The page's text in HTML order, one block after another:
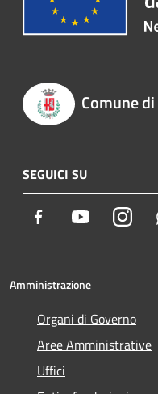
Comune
SEGUICI SU
Facebook Youtube
Amministrazione
Organi di Governo
Aree Amministrative
Uffici